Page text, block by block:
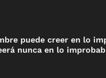
puede creer en lo
nunca en lo